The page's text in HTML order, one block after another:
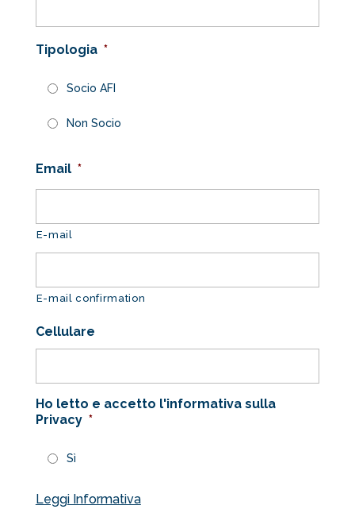
Tipologia *
Socio AFI
Non Socio
Email *
E-mail
E-mail confirmation
Cellulare
Ho letto e accetto l'informativa sulla
Privacy *
Sì
Leggi Informativa